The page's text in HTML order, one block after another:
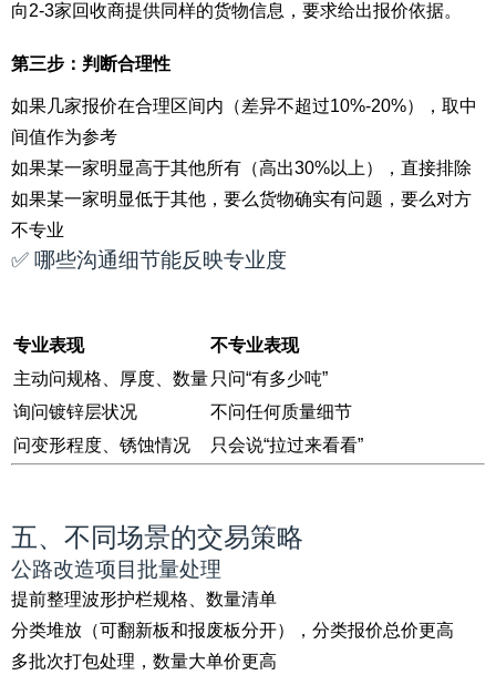
向2-3家回收商提供同样的货物信息，要求给出报价依据。
第三步：判断合理性
如果几家报价在合理区间内（差异不超过10%-20%），取中
间值作为参考
如果某一家明显高于其他所有（高出30%以上），直接排除
如果某一家明显低于其他，要么货物确实有问题，要么对方
不专业
✅ 哪些沟通细节能反映专业度
专业表现
不专业表现
主动问规格、厚度、数量 只问“有多少吨”
询问镀锌层状况
不问任何质量细节
问变形程度、锈蚀情况
只会说“拉过来看看”
五、不同场景的交易策略
公路改造项目批量处理
提前整理波形护栏规格、数量清单
分类堆放（可翻新板和报废板分开），分类报价总价更高
多批次打包处理，数量大单价更高